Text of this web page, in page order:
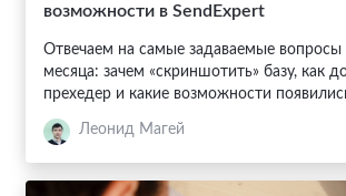
возможности в SendExpert
Отвечаем на самые задаваемые вопросы
месяца: зачем «скриншотить» базу, как
прехедер и какие возможности
Леонид Магей